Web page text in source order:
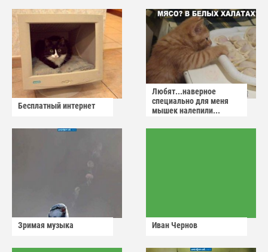
Бесплатный интернет
Любят...наверное
специально для меня
мышек налепили...
Зримая музыка Иван Чернов